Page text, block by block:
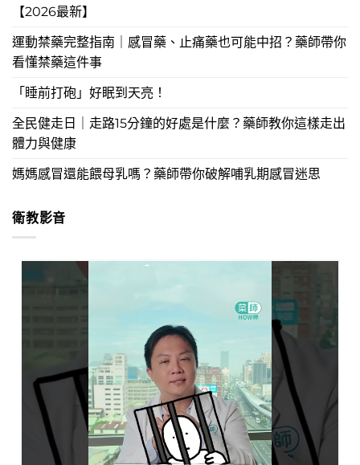
【2026最新】
運動禁藥完整指南｜感冒藥、止痛藥也可能中招？藥師帶你
看懂禁藥這件事
「睡前打砲」好眠到天亮！
全民健走日｜走路15分鐘的好處是什麼？藥師教你這樣走出
體力與健康
媽媽感冒還能餵母乳嗎？藥師帶你破解哺乳期感冒迷思
衛教影音